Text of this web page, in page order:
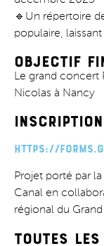
🔹Un répertoire
populaire,
OBJECTIF
Le grand concert
Nicolas à Nancy
INSCRIPTION
https://
Projet porté par la
Canal en
régional du
Toutes